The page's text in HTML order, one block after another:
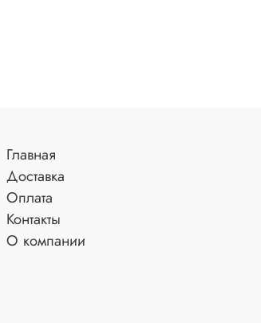
Главная
Доставка
Оплата
Контакты
О компании